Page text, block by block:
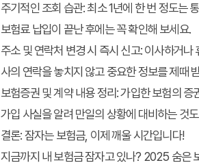
주기적인 조회 습관: 최소 1년에 한 번 정도는
보험료 납입이 끝난 후에는 꼭 확인해 보세요.
주소 및 연락처 변경 시 즉시 신고: 이사하거나
사의 연락을 놓치지 않고 중요한 정보를 제때
보험증권 및 계약 내용 정리: 가입한 보험의 증
가입 사실을 알려 만일의 상황에 대비하는 것
결론: 잠자는 보험금, 이제 깨울 시간입니다!
지금까지 내 보험금 잠자고 있나? 2025 숨은